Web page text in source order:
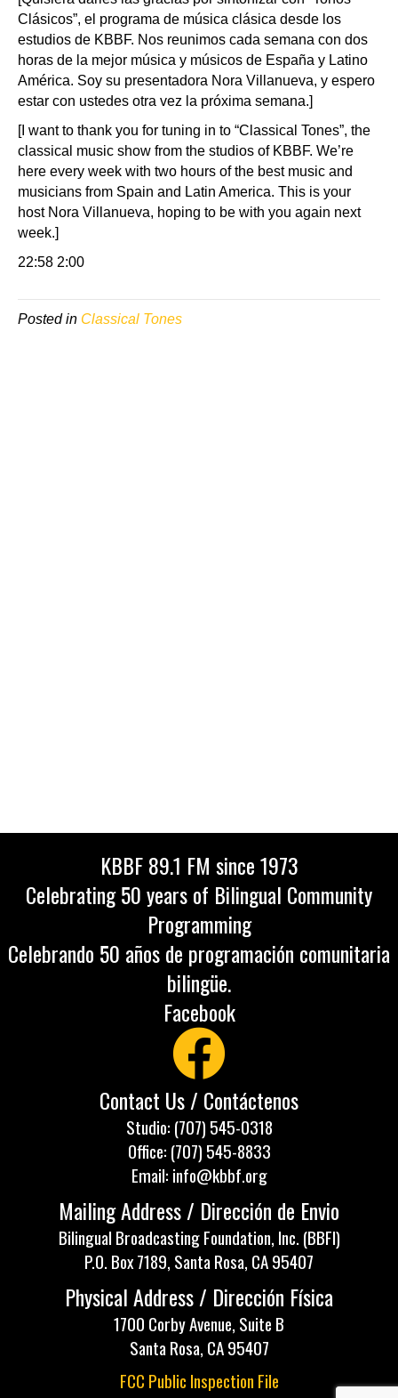
Clásicos”, el programa de música clásica desde los
estudios de KBBF. Nos reunimos cada semana con dos
horas de la mejor música y músicos de España y Latino
América. Soy su presentadora Nora Villanueva, y espero
estar con ustedes otra vez la próxima semana.]
[I want to thank you for tuning in to “Classical Tones”, the
classical music show from the studios of KBBF. We’re
here every week with two hours of the best music and
musicians from Spain and Latin America. This is your
host Nora Villanueva, hoping to be with you again next
week.]
22:58 2:00
Posted in Classical Tones
KBBF 89.1 FM since 1973
Celebrating 50 years of Bilingual Community
Programming
Celebrando 50 años de programación comunitaria
bilingüe.
Facebook
Contact Us / Contáctenos
Studio: (707) 545-0318
Office: (707) 545-8833
Email: info@kbbf.org
Mailing Address / Dirección de Envio
Bilingual Broadcasting Foundation, Inc. (BBFI)
P.O. Box 7189, Santa Rosa, CA 95407
Physical Address / Dirección Física
1700 Corby Avenue, Suite B
Santa Rosa, CA 95407
FCC Public Inspection File